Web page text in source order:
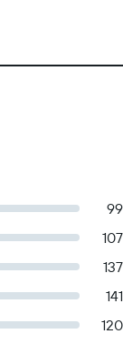
99
107
137
141
120